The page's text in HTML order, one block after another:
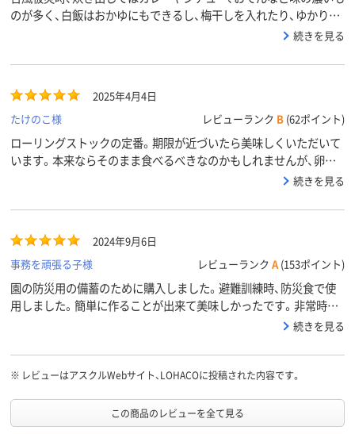
のが多く、白飯はおかゆにもできるし、梅干しを入れたり、ゆかりを
混ぜたおにぎりというシンプルなものが、高齢者には好評でした。
時でも食の幅が広がります。
続きを見る
2025年4月4日
たけのこ様
レビューランク B (62ポイント)
ローリングストックの定番。期限が近づいたら美味しくいただいて
います。本来ならそのまま食べるべきなのかもしれませんが、卵ご
続きを見る
2024年9月6日
事務を頑張る子様
レビューランク A (153ポイント)
園の防災用の備蓄のために購入しました。避難訓練時、防災食で使
用しました。簡単に作ることが出来て美味しかったです。非常時に
使用することがないとよいですが…。今後もローリングストックし
続きを見る
※ レビューはアスクルWebサイト、LOHACOに投稿された内容です。
この商品のレビューを全て見る